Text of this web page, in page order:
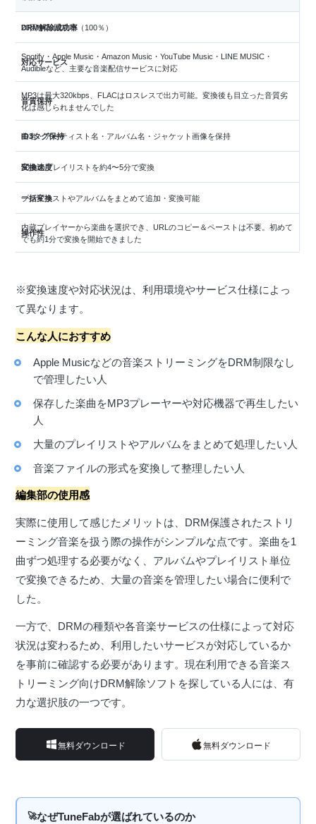
DRM解除成功率
20回中20回成功（100％）
対応サービス
Spotify・Apple Music・Amazon Music・YouTube Music・LINE MUSIC・
Audibleなど、主要な音楽配信サービスに対応
音質保持
MP3は最大320kbps、FLACはロスレスで出力可能。変換後も目立った音質劣
化は感じられませんでした
ID3タグ保持
曲名・アーティスト名・アルバム名・ジャケット画像を保持
変換速度
50曲のプレイリストを約4〜5分で変換
一括変換
プレイリストやアルバムをまとめて追加・変換可能
操作性
内蔵プレイヤーから楽曲を選択でき、URLのコピー＆ペーストは不要。初めて
でも約1分で変換を開始できました
※変換速度や対応状況は、利用環境やサービス仕様によっ
て異なります。
こんな人におすすめ
Apple Musicなどの音楽ストリーミングをDRM制限なし
で管理したい人
保存した楽曲をMP3プレーヤーや対応機器で再生したい
人
大量のプレイリストやアルバムをまとめて処理したい人
音楽ファイルの形式を変換して整理したい人
編集部の使用感
実際に使用して感じたメリットは、DRM保護されたストリ
ーミング音楽を扱う際の操作がシンプルな点です。楽曲を1
曲ずつ処理する必要がなく、アルバムやプレイリスト単位
で変換できるため、大量の音楽を管理したい場合に便利で
した。
一方で、DRMの種類や各音楽サービスの仕様によって対応
状況は変わるため、利用したいサービスが対応しているか
を事前に確認する必要があります。現在利用できる音楽ス
トリーミング向けDRM解除ソフトを探している人には、有
力な選択肢の一つです。
無料ダウンロード 無料ダウンロード
なぜTuneFabが選ばれているのか